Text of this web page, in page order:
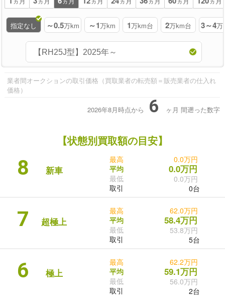
指定なし ～0.5万km ～1万km 1万km台 2万km台 3～4万
業者間オークションの取引価格（買取業者の転売額＝販売業者の仕入れ
価格）
2026年8月時点から 6 ヶ月 間遡った数字
【状態別買取額の目安】
8 新車
最高
平均
最低
取引
0.0万円
0.0万円
0.0万円
0台
7 超極上
最高
平均
最低
取引
62.0万円
58.4万円
53.8万円
5台
6 極上
最高
平均
最低
取引
62.2万円
59.1万円
56.0万円
2台